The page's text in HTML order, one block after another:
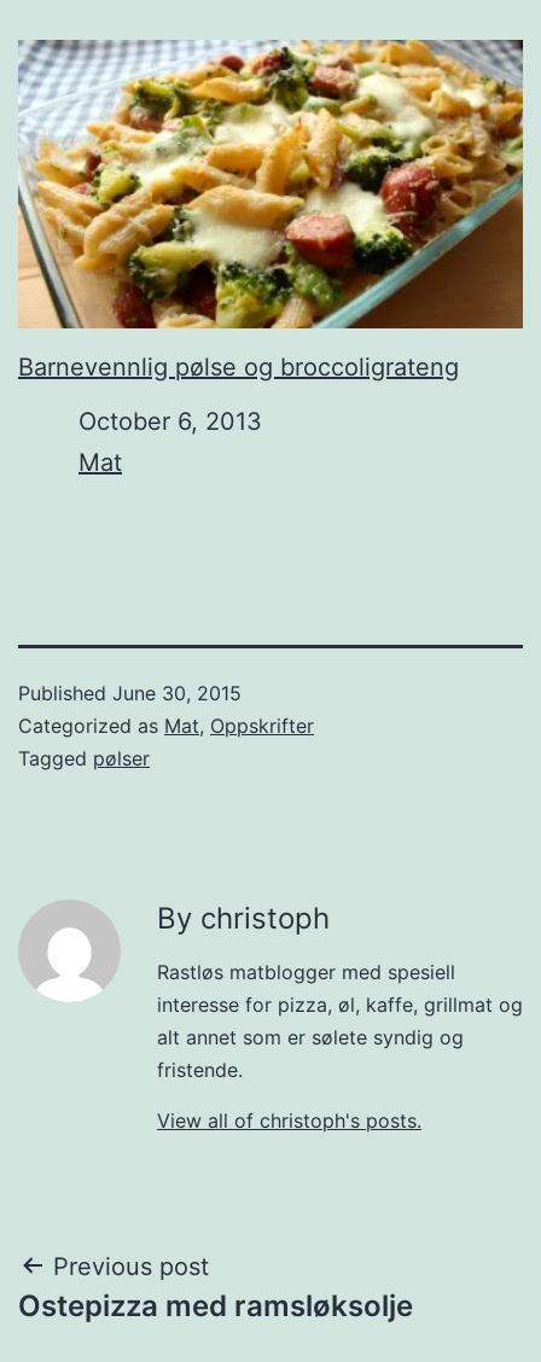
Barnevennlig pølse og broccoligrateng
October 6, 2013
In relation to
Mat
Published June 30, 2015
Categorized as Mat, Oppskrifter
Tagged pølser
By christoph
Rastløs matblogger med spesiell
interesse for pizza, øl, kaffe, grillmat og
alt annet som er sølete syndig og
fristende.
View all of christoph's posts.
Post
navigation
Previous post
Ostepizza med ramsløksolje